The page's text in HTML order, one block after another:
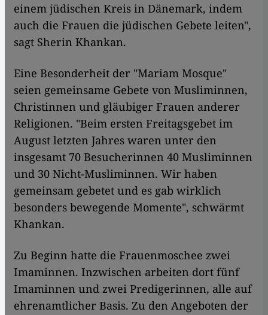
einem jüdischen Kreis in Dänemark, indem
auch die Frauen die jüdischen Gebete leiten",
sagt Sherin Khankan.
Eine Besonderheit der "Mariam Mosque"
seien gemeinsame Gebete von Musliminnen,
Christinnen und gläubiger Frauen anderer
Religionen. "Beim ersten Freitagsgebet im
August letzten Jahres waren unter den
insgesamt 70 Besucherinnen 40 Musliminnen
und 30 Nicht-Musliminnen. Wir haben
gemeinsam gebetet und es gab wirklich
besonders bewegende Momente", schwärmt
Khankan.
Zu Beginn hatte die Frauenmoschee zwei
Imaminnen. Inzwischen arbeiten dort fünf
Imaminnen und zwei Predigerinnen, alle auf
ehrenamtlicher Basis. Zu den Angeboten der